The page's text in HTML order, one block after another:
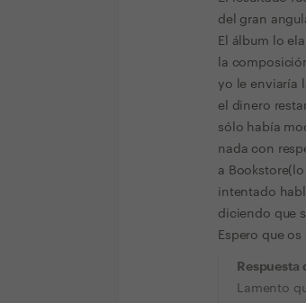
del gran
El álbum lo
la
yo le enviaría
el dinero
sólo había
nada con
a
intentado
diciendo que
Espero que
Respuesta
Lamento